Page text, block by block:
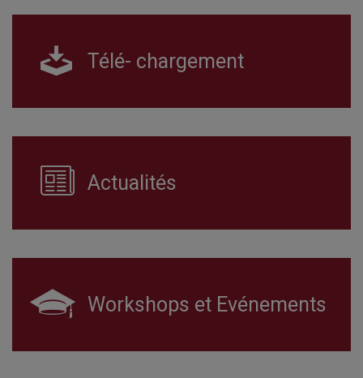
Télé- chargement
Actualités
Workshops et Evénements